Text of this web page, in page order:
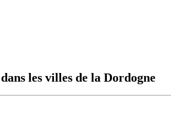
dans les villes de la Dordogne